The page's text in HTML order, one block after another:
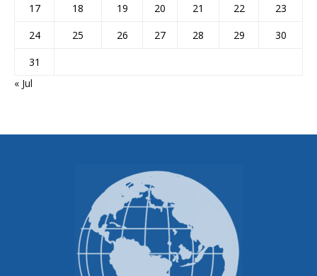
17
18 19 20 21 22
23
24
25 26 27 28 29
30
31
« Jul